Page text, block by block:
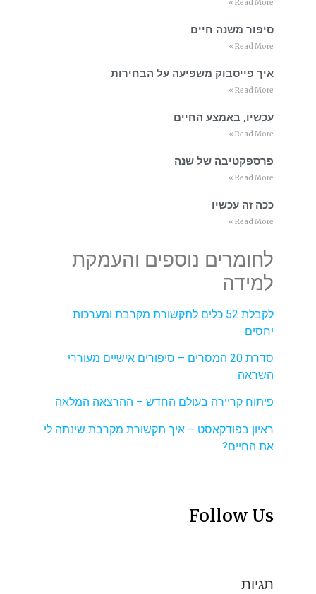
Read More »
סיפור משנה חיים
Read More »
איך פייסבוק משפיעה על הבחירות
Read More »
עכשיו, באמצע החיים
Read More »
פרספקטיבה של שנה
Read More »
ככה זה עכשיו
Read More »
לחומרים נוספים והעמקת
למידה
לקבלת 52 כלים לתקשורת מקרבת ומערכות
יחסים
סדרת 20 המסרים – סיפורים אישיים מעוררי
השראה
פיתוח קריירה בעולם החדש – ההרצאה המלאה
ראיון בפודקאסט – איך תקשורת מקרבת שינתה לי
את החיים?
Follow Us
תגיות